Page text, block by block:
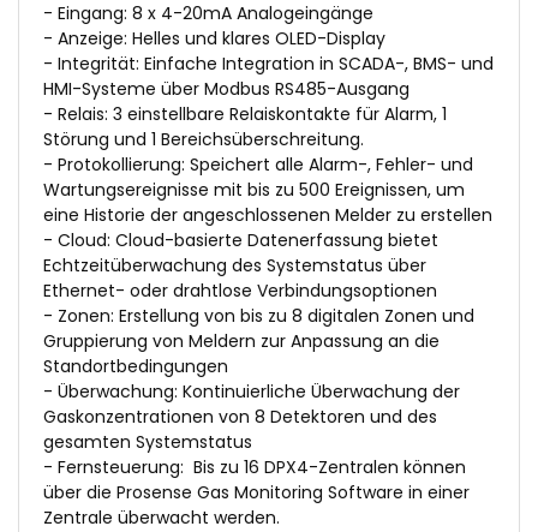
- Eingang: 8 x 4-20mA Analogeingänge
- Anzeige: Helles und klares OLED-Display
- Integrität: Einfache Integration in SCADA-, BMS- und
HMI-Systeme über Modbus RS485-Ausgang
- Relais: 3 einstellbare Relaiskontakte für Alarm, 1
Störung und 1 Bereichsüberschreitung.
- Protokollierung: Speichert alle Alarm-, Fehler- und
Wartungsereignisse mit bis zu 500 Ereignissen, um
eine Historie der angeschlossenen Melder zu erstellen
- Cloud: Cloud-basierte Datenerfassung bietet
Echtzeitüberwachung des Systemstatus über
Ethernet- oder drahtlose Verbindungsoptionen
- Zonen: Erstellung von bis zu 8 digitalen Zonen und
Gruppierung von Meldern zur Anpassung an die
Standortbedingungen
- Überwachung: Kontinuierliche Überwachung der
Gaskonzentrationen von 8 Detektoren und des
gesamten Systemstatus
- Fernsteuerung: Bis zu 16 DPX4-Zentralen können
über die Prosense Gas Monitoring Software in einer
Zentrale überwacht werden.